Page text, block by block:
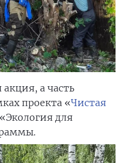
а часть
проекта «Чистая
для